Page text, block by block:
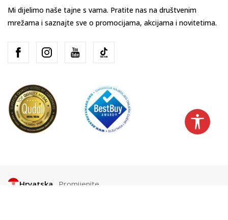
Mi dijelimo naše tajne s vama. Pratite nas na društvenim
mrežama i saznajte sve o promocijama, akcijama i novitetima.
Hrvatska Promijenite